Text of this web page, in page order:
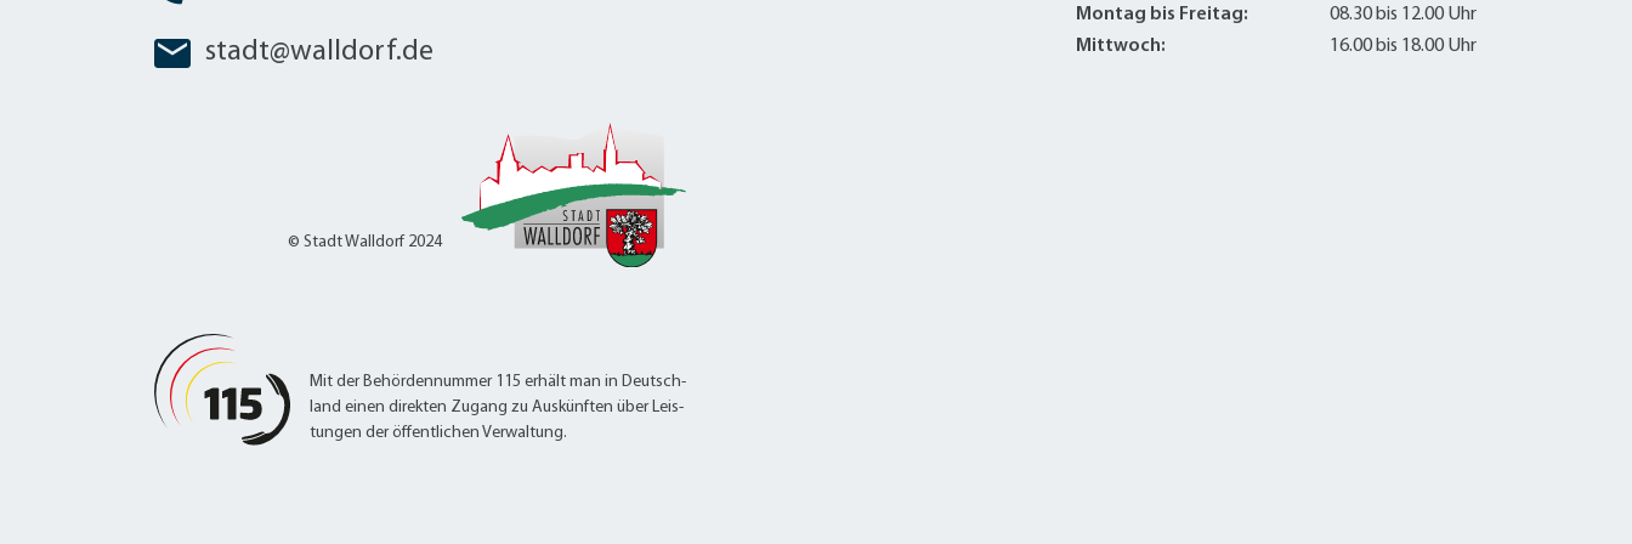
stadt@walldorf.de
Montag bis Freitag:
08.30 bis 12.00 Uhr
Mittwoch:
16.00 bis 18.00 Uhr
© Stadt Walldorf 2024
Mit der Behördennummer 115 erhält man in Deutsch-
land einen direkten Zugang zu Auskünften über Leis-
tungen der öffentlichen Verwaltung.